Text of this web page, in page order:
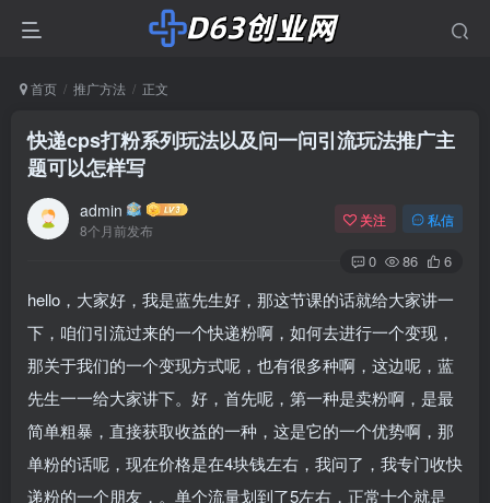
首页 推广方法 正文
快递cps打粉系列玩法以及问一问引流玩法推广主
题可以怎样写
admin
8个月前发布
关注 私信
0 86 6
hello，大家好，我是蓝先生好，那这节课的话就给大家讲一
下，咱们引流过来的一个快递粉啊，如何去进行一个变现，
那关于我们的一个变现方式呢，也有很多种啊，这边呢，蓝
先生一一给大家讲下。好，首先呢，第一种是卖粉啊，是最
简单粗暴，直接获取收益的一种，这是它的一个优势啊，那
单粉的话呢，现在价格是在4块钱左右，我问了，我专门收快
递粉的一个朋友，。单个流量划到了5左右，正常十个就是